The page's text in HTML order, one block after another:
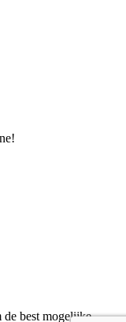
de best mogelijke